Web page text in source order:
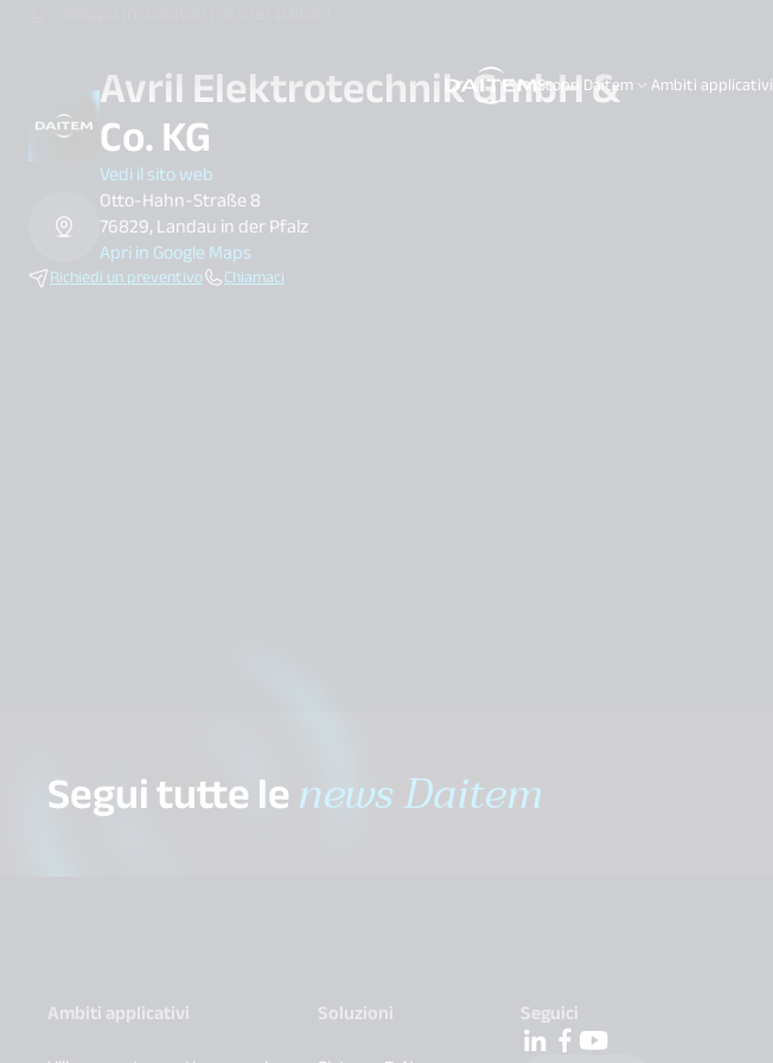
Scopri Daitem Ambiti applicativi
search.label
Avril Elektrotechnik GmbH &
Co. KG
Vedi il sito web
Otto-Hahn-Straße 8
76829, Landau in der Pfalz
Apri in Google Maps
Richiedi un preventivo Chiamaci
Segui tutte lenews Daitem
Ambiti applicativi
Soluzioni
Seguici